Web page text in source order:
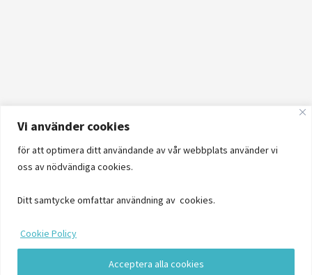
Vi använder cookies
för att optimera ditt användande av vår webbplats använder vi
oss av nödvändiga cookies.
Ditt samtycke omfattar användning av cookies.
Cookie Policy
Acceptera alla cookies